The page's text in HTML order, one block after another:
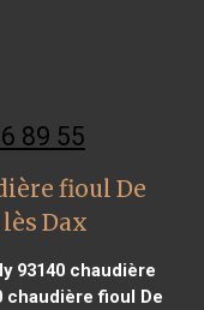
89 55
fioul De
Dax
93140 chaudière
chaudière fioul De